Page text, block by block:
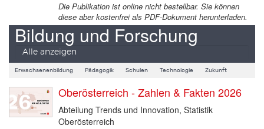
Die Publikation ist online nicht bestellbar. Sie können
diese aber kostenfrei als PDF-Dokument herunterladen.
Bildung und Forschung
Alle anzeigen
Erwachsenenbildung Pädagogik Schulen Technologie Zukunft
Oberösterreich - Zahlen & Fakten 2026
Abteilung Trends und Innovation, Statistik
Oberösterreich